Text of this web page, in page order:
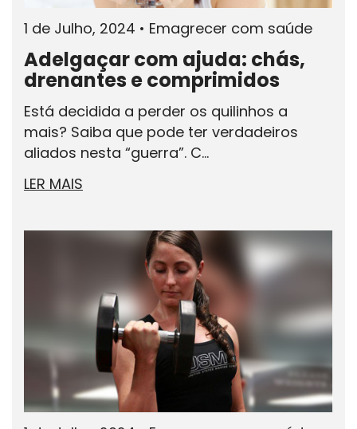
1 de Julho, 2024 • Emagrecer com saúde
Adelgaçar com ajuda: chás,
drenantes e comprimidos
Está decidida a perder os quilinhos a
mais? Saiba que pode ter verdadeiros
aliados nesta “guerra”. C...
LER MAIS